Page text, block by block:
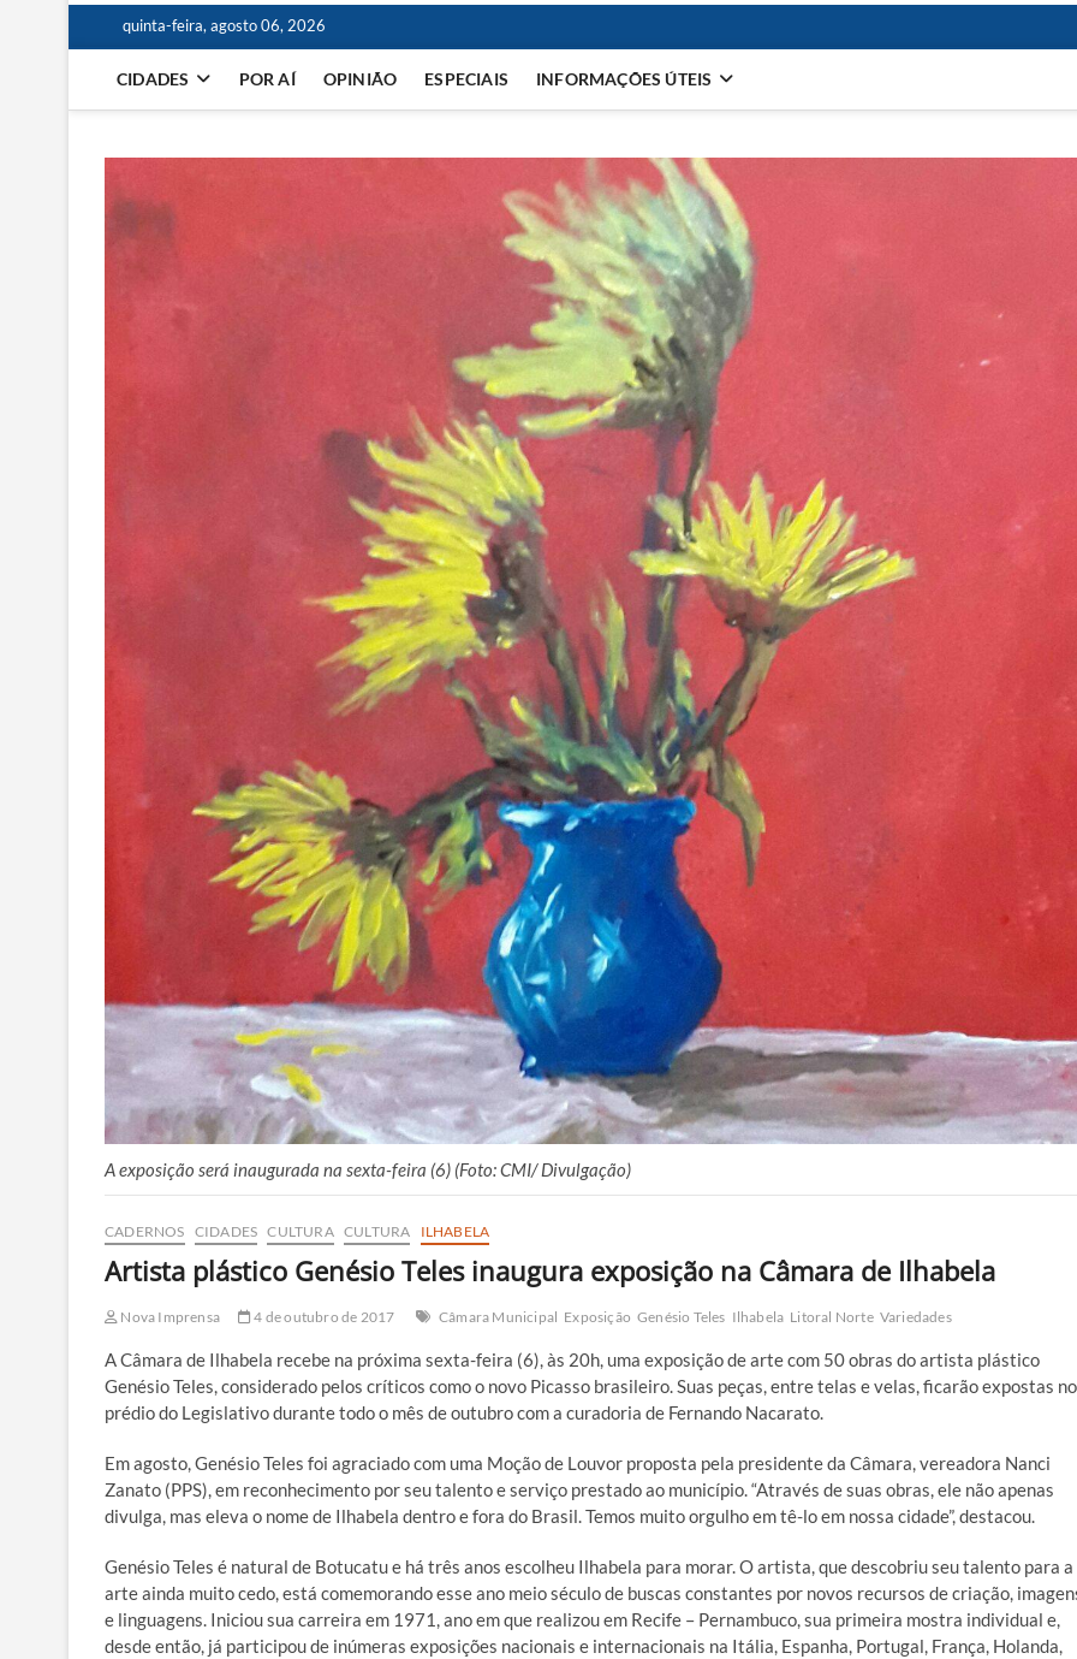
quinta-feira, agosto 06, 2026
CIDADES POR AÍ OPINIÃO ESPECIAIS INFORMAÇÕES ÚTEIS
A exposição será inaugurada na sexta-feira (6) (Foto: CMI/ Divulgação)
CADERNOS CIDADES CULTURA CULTURA ILHABELA
Artista plástico Genésio Teles inaugura exposição na Câmara de Ilhabela
Nova Imprensa 4 de outubro de 2017 Câmara Municipal Exposição Genésio Teles Ilhabela Litoral Norte Variedades
A Câmara de Ilhabela recebe na próxima sexta-feira (6), às 20h, uma exposição de arte com 50 obras do artista plástico
Genésio Teles, considerado pelos críticos como o novo Picasso brasileiro. Suas peças, entre telas e velas, ficarão expostas no
prédio do Legislativo durante todo o mês de outubro com a curadoria de Fernando Nacarato.
Em agosto, Genésio Teles foi agraciado com uma Moção de Louvor proposta pela presidente da Câmara, vereadora Nanci
Zanato (PPS), em reconhecimento por seu talento e serviço prestado ao município. “Através de suas obras, ele não apenas
divulga, mas eleva o nome de Ilhabela dentro e fora do Brasil. Temos muito orgulho em tê-lo em nossa cidade”, destacou.
Genésio Teles é natural de Botucatu e há três anos escolheu Ilhabela para morar. O artista, que descobriu seu talento para a
arte ainda muito cedo, está comemorando esse ano meio século de buscas constantes por novos recursos de criação,
e linguagens. Iniciou sua carreira em 1971, ano em que realizou em Recife – Pernambuco, sua primeira mostra individual e,
desde então, já participou de inúmeras exposições nacionais e internacionais na Itália, Espanha, Portugal, França, Holanda,